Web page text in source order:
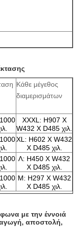
Κάθε μέγεθος
διαμερισμάτων
XXXL: H907 Χ
W432 Χ D485 χιλ.
XL: H602 Χ W432
Χ D485 χιλ.
Λ: H450 Χ W432
Χ D485 χιλ.
Μ: H297 Χ W432
Χ D485 χιλ.
με την έννοιά
αποστολή,